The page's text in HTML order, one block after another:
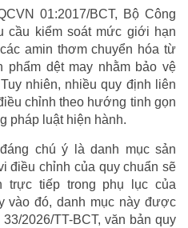
01:2017/BCT, Bộ Công
cầu kiểm soát mức giới hạn
amin thơm chuyển hóa từ
phẩm dệt may nhằm bảo vệ
nhiên, nhiều quy định liên
chỉnh theo hướng tinh gọn
pháp luật hiện hành.
chú ý là danh mục sản
điều chỉnh của quy chuẩn sẽ
trực tiếp trong phụ lục của
vào đó, danh mục này được
2026/TT-BCT, văn bản quy